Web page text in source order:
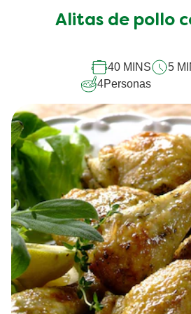
este
recipe
Alitas de pollo
40 MINS
5
4Personas